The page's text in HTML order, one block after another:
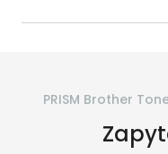
PRISM Brother